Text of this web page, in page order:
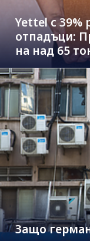
Yettel с 39%
отпадъци:
на над 65
Защо